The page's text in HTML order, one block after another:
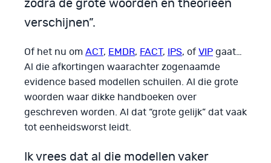
zodra de grote woorden en theorieën
verschijnen”.
Of het nu om ACT, EMDR, FACT, IPS, of VIP gaat…
Al die afkortingen waarachter zogenaamde
evidence based modellen schuilen. Al die grote
woorden waar dikke handboeken over
geschreven worden. Al dat “grote gelijk” dat vaak
tot eenheidsworst leidt.
Ik vrees dat al die modellen vaker